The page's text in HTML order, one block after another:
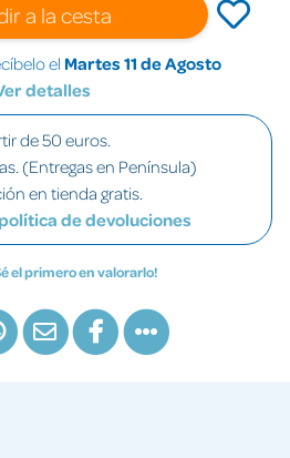
a la cesta
el Martes 11 de Agosto
detalles
de 50 euros.
(Entregas en Península)
en tienda gratis.
de devoluciones
el primero en valorarlo!